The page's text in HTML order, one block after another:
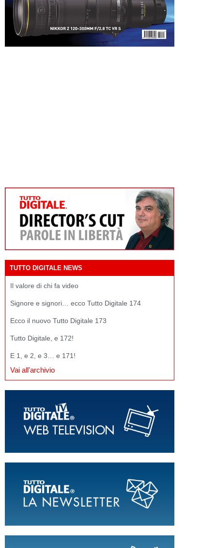
TUTTO DIGITALE NEWS
Il valore di chi fa video
Signore e signori… ecco Tutto Digitale 174
Ecco il nuovo Tutto Digitale 173
Tutto Digitale, e 172!
E 1, e 2, e 3… e 171!
Vai all'archivio